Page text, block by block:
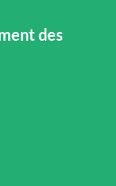
des